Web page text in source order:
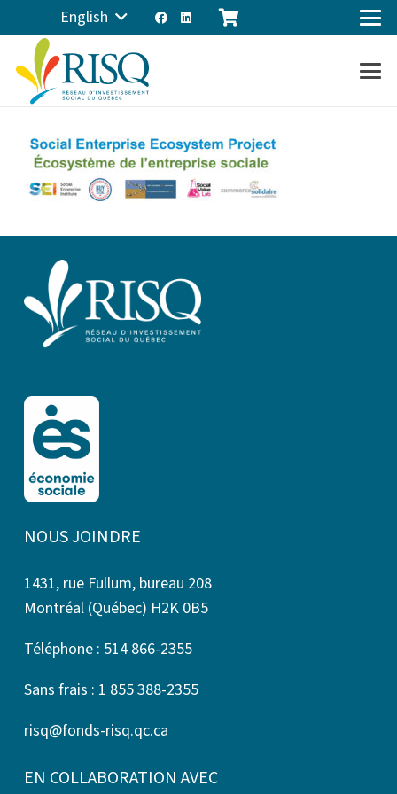
English
NOUS JOINDRE
1431, rue Fullum, bureau 208
Montréal (Québec) H2K 0B5
Téléphone : 514 866-2355
Sans frais : 1 855 388-2355
risq@fonds-risq.qc.ca
EN COLLABORATION AVEC